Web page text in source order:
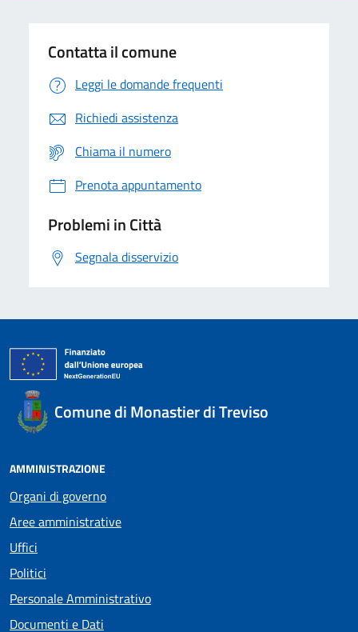
Contatta il comune
Leggi le domande frequenti
Richiedi assistenza
Chiama il numero
Prenota appuntamento
Problemi in Città
Segnala disservizio
Comune di Monastier di Treviso
AMMINISTRAZIONE
Organi di governo
Aree amministrative
Uffici
Politici
Personale Amministrativo
Documenti e Dati